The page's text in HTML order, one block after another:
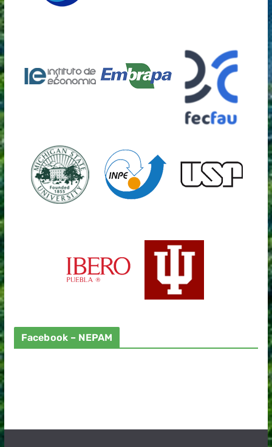
Facebook – NEPAM